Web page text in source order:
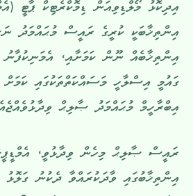
އިދިކޮޅު މޯލްޑިވިއަން ޑިމޮކްރެޓިކް ޕާޓީ
އިންތިޚާބަކީ ކުރީގެ ރައީސް މުޙައްމަދު
އިންތިޚާބެއް ނޫން ކަމަށާއި،
ގައުމީ އިސްލާހީ މަސައްކަތްތަކުގައި
އިބްރާހީމް މުޙައްމަދު ޞާލިޙް
ރައީސް ޞާލިޙް މިހެން ވިދާޅުވީ،
އިންތިޚާބުގައި ވާދަކުރައްވާ ދެކުނު ގަލޮޅު